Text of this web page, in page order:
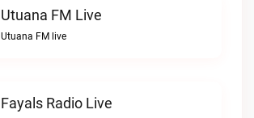
Utuana FM Live
Utuana FM live
Fayals Radio Live